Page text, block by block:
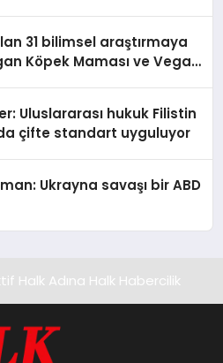
31 bilimsel araştırmaya
Köpek Maması ve Vegan
Uluslararası hukuk Filistin
çifte standart uyguluyor
Ukrayna savaşı bir ABD
Halk Adına Halk Habercilik